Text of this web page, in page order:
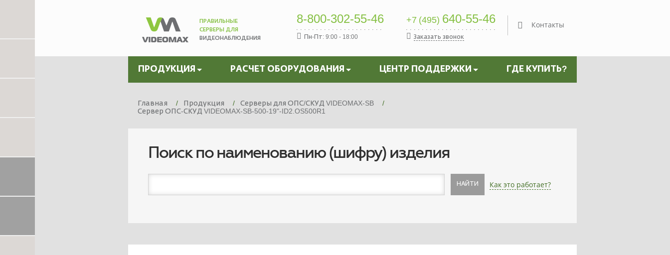
ПРАВИЛЬНЫЕ
СЕРВЕРЫ ДЛЯ
ВИДЕОНАБЛЮДЕНИЯ
8-800-302-55-46
Пн-Пт: 9:00 - 18:00
+7 (495) 640-55-46
Заказать звонок
Контакты
ПРОДУКЦИЯ РАСЧЕТ ОБОРУДОВАНИЯ ЦЕНТР ПОДДЕРЖКИ ГДЕ КУПИТЬ?
Главная Продукция
Серверы для ОПС/СКУД VIDEOMAX-SB
Сервер ОПС-СКУД VIDEOMAX-SB-500-19"-ID2.OS500R1
Поиск по наименованию (шифру) изделия
НАЙТИ Как это работает?